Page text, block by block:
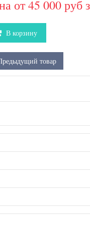
от45 000 руб
В корзину
товар